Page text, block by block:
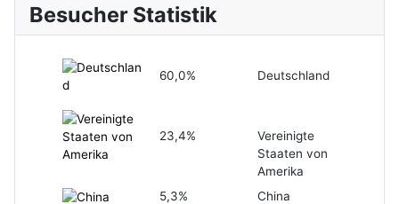
Besucher Statistik
60,0% Deutschland
23,4%
Vereinigte
Staaten von
Amerika
5,3%
China